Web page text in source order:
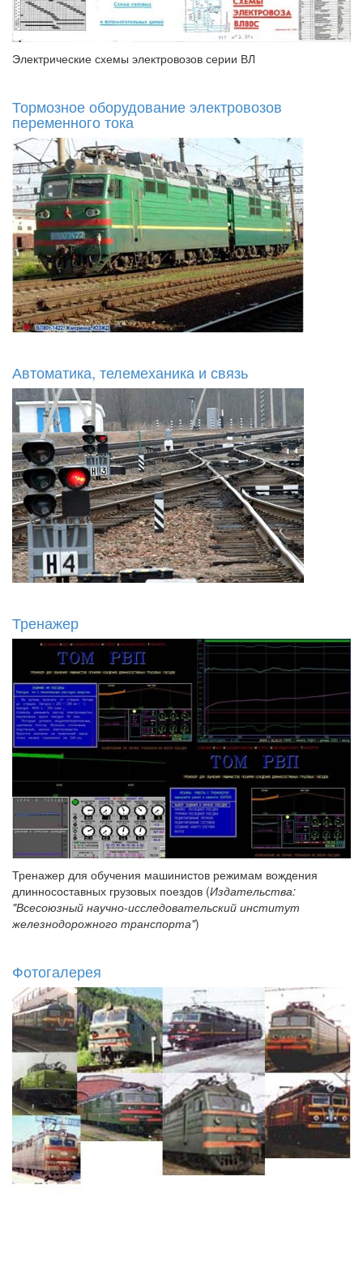
Электрические схемы электровозов серии ВЛ
Тормозное оборудование электровозов
переменного тока
Автоматика, телемеханика и связь
Тренажер
Тренажер для обучения машинистов режимам вождения
длинносоставных грузовых поездов (Издательства:
"Всесоюзный научно-исследовательский институт
железнодорожного транспорта")
Фотогалерея